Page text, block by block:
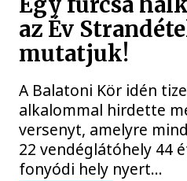
az Év
mutatjuk!
A Balatoni Kör idén
alkalommal hirdette
versenyt, amelyre
22 vendéglátóhely 44
fonyódi hely nyert...